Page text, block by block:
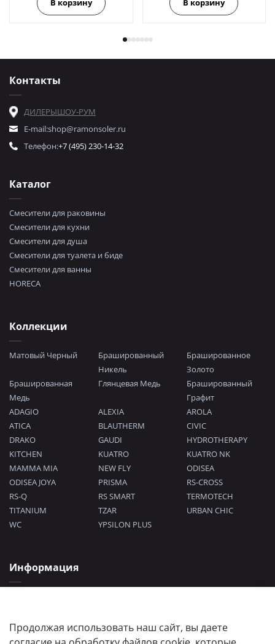
В корзину В корзину
Каталог
Смесители для раковины
Смесители для кухни
Смесители для душа
Смесители для туалета и биде
Смесители для ванны
HORECA
Коллекции
Матовый Черный
Брашированный
Никель
Брашированное
Золото
Брашированная
Медь
Глянцевая Медь
Брашированный
Графит
ADAGIO
ALEXIA
AROLA
ATICA
BLAUTHERM
CIVIC
DRAKO
GAUDI
HYDROTHERAPY
KITCHEN
KUATRO
KUATRO NK
MAMMA MIA
NEW FLY
ODISEA
ODISEA JOYA
PRISMA
RS-CROSS
RS-Q
RS SMART
TERMOTECH
TITANIUM
TZAR
URBAN CHIC
WC
YPSILON PLUS
Информация
Пользовательское соглашение
Контакты
ДИЛЕРЫШОУ-РУМ
E-mail:shop@ramonsoler.ru
Телефон:+7 (495) 230-14-32
Продолжая использовать наш сайт, вы даете